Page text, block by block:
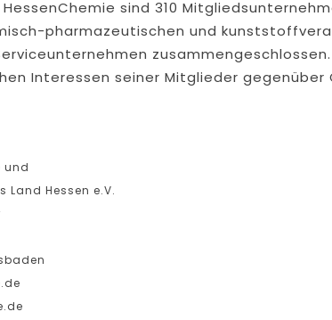
sind 310
pharmazeutischen und
Interessen seiner Mitglieder gegenüber
und
Hessen e.V.